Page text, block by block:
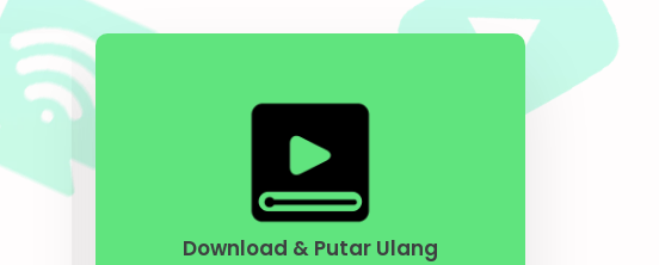
Download & Putar Ulang